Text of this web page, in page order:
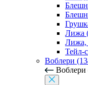
Лижа
Лижа,
Тейл-
Воблери
Воблери